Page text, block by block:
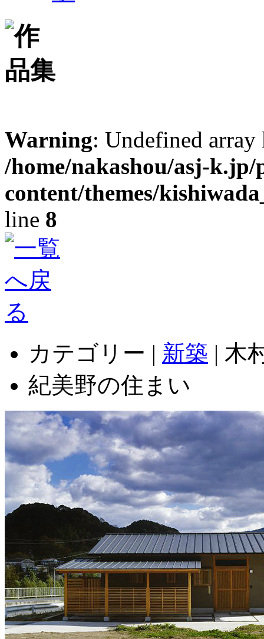
Warning: Undefined
/home/nakashou/asj-
content/themes/
line 8
カテゴリー | 新築 | 木
紀美野の住まい